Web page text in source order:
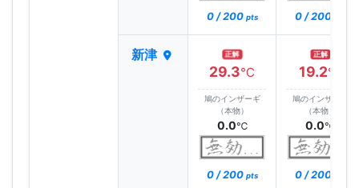
0 / 200 pts 0 / 200
新津 正解
29.3℃
鳩のインザーギ
（本物）
0.0℃
0 / 200 pts
正解
19.2℃
鳩のインザーギ
（本物）
0.0℃
0 / 200